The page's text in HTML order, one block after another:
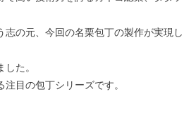
の元、今回の名栗包丁の製作が実現し
た。
目の包丁シリーズです。